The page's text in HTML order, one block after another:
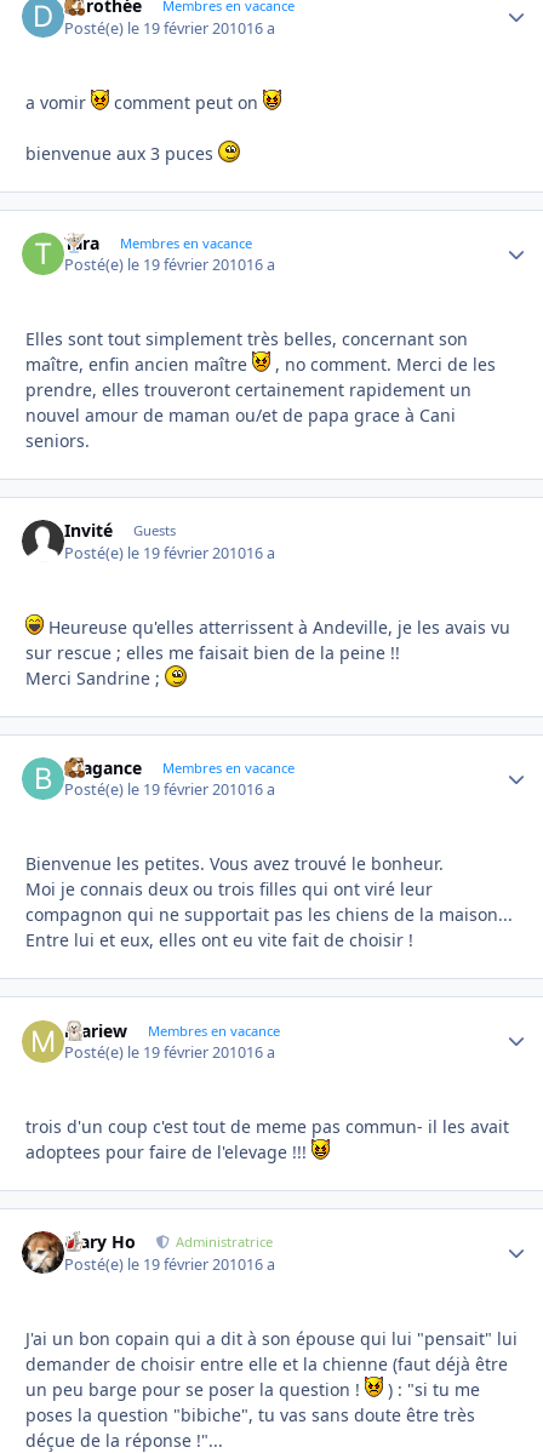
dorothée Membres en vacance
Posté(e) le 19 février 201016 a
a vomir comment peut on
bienvenue aux 3 puces
Tara Membres en vacance
Posté(e) le 19 février 201016 a
Elles sont tout simplement très belles, concernant son
maître, enfin ancien maître
, no comment. Merci de les
prendre, elles trouveront certainement rapidement un
nouvel amour de maman ou/et de papa grace à Cani
seniors.
Invité Guests
Posté(e) le 19 février 201016 a
Heureuse qu'elles atterrissent à Andeville, je les avais vu
sur rescue ; elles me faisait bien de la peine !!
Merci Sandrine ;
Bragance Membres en vacance
Posté(e) le 19 février 201016 a
Bienvenue les petites. Vous avez trouvé le bonheur.
Moi je connais deux ou trois filles qui ont viré leur
compagnon qui ne supportait pas les chiens de la maison...
Entre lui et eux, elles ont eu vite fait de choisir !
mariew Membres en vacance
Posté(e) le 19 février 201016 a
trois d'un coup c'est tout de meme pas commun- il les avait
adoptees pour faire de l'elevage !!!
Mary Ho Administratrice
Posté(e) le 19 février 201016 a
J'ai un bon copain qui a dit à son épouse qui lui "pensait" lui
demander de choisir entre elle et la chienne (faut déjà être
un peu barge pour se poser la question !
) : "si tu me
poses la question "bibiche", tu vas sans doute être très
déçue de la réponse !"...